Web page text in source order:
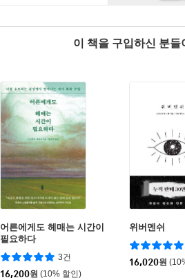
이 책을 구입하신 분
어른에게도 헤매는 시간이
필요하다
3건
16,200원 (10% 할인)
위버멘쉬
16,020원